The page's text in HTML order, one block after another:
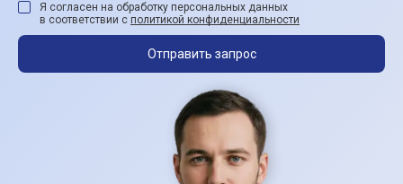
Я согласен на обработку персональных данных
в соответствии с политикой конфиденциальности
Отправить запрос